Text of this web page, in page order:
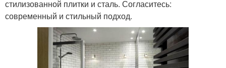
стилизованной плитки и сталь. Согласитесь:
современный и стильный подход.